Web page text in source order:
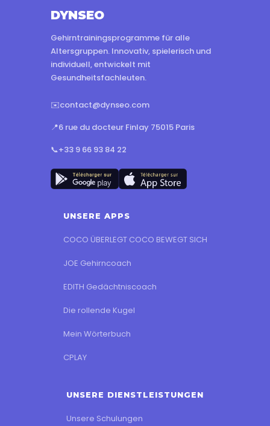
DYNSEO
Gehirntrainingsprogramme für alle
Altersgruppen. Innovativ, spielerisch und
individuell, entwickelt mit
Gesundheitsfachleuten.
✉️contact@dynseo.com
📍6 rue du docteur Finlay 75015 Paris
📞+33 9 66 93 84 22
UNSERE APPS
COCO ÜBERLEGT COCO BEWEGT SICH
JOE Gehirncoach
EDITH Gedächtniscoach
Die rollende Kugel
Mein Wörterbuch
CPLAY
UNSERE DIENSTLEISTUNGEN
Unsere Schulungen